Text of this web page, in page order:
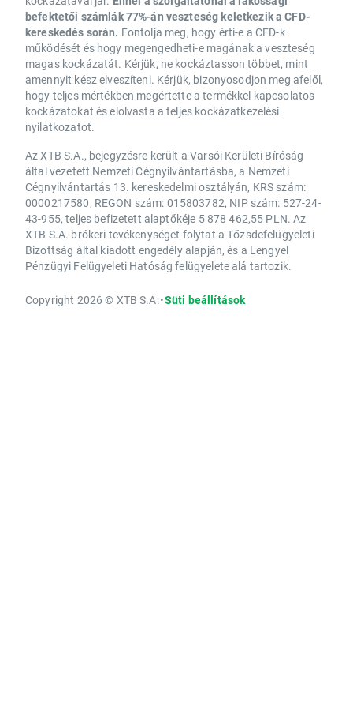
befektetői számlák 77%-án veszteség keletkezik a CFD-
kereskedés során. Fontolja meg, hogy érti-e a CFD-k
működését és hogy megengedheti-e magának a veszteség
magas kockázatát. Kérjük, ne kockáztasson többet, mint
amennyit kész elveszíteni. Kérjük, bizonyosodjon meg afelől,
hogy teljes mértékben megértette a termékkel kapcsolatos
kockázatokat és elolvasta a teljes kockázatkezelési
nyilatkozatot.
Az XTB S.A., bejegyzésre került a Varsói Kerületi Bíróság
által vezetett Nemzeti Cégnyilvántartásba, a Nemzeti
Cégnyilvántartás 13. kereskedelmi osztályán, KRS szám:
0000217580, REGON szám: 015803782, NIP szám: 527-24-
43-955, teljes befizetett alaptőkéje 5 878 462,55 PLN. Az
XTB S.A. brókeri tevékenységet folytat a Tőzsdefelügyeleti
Bizottság által kiadott engedély alapján, és a Lengyel
Pénzügyi Felügyeleti Hatóság felügyelete alá tartozik.
Copyright 2026 © XTB S.A.•Süti beállítások